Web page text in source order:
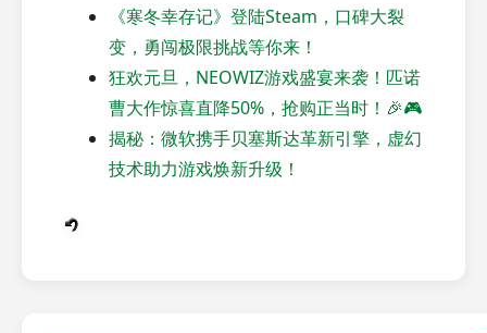
《寒冬幸存记》登陆Steam，口碑大裂
变，勇闯极限挑战等你来！
狂欢元旦，NEOWIZ游戏盛宴来袭！匹诺
曹大作惊喜直降50%，抢购正当时！🎉🎮
揭秘：微软携手贝塞斯达革新引擎，虚幻
技术助力游戏焕新升级！